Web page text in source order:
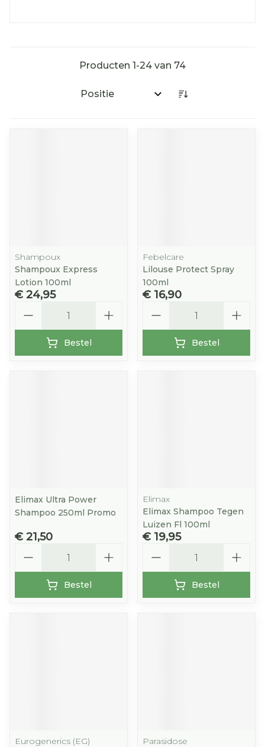
Producten 1-24 van 74
Sorteer op:
Shampoux
Shampoux Express
Lotion 100ml
€ 24,95
Bestel
Febelcare
Lilouse Protect Spray
100ml
€ 16,90
Bestel
Elimax Ultra Power
Shampoo 250ml Promo
€ 21,50
Bestel
Elimax
Elimax Shampoo Tegen
Luizen Fl 100ml
€ 19,95
Bestel
Eurogenerics (EG)
Parasidose